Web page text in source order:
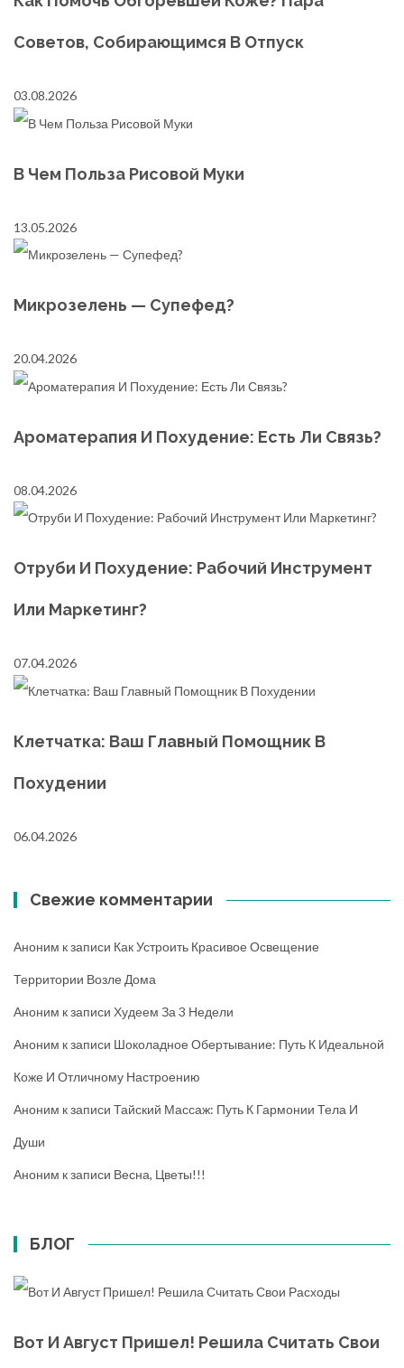
Советов, Собирающимся В Отпуск
03.08.2026
В Чем Польза Рисовой Муки
13.05.2026
Микрозелень — Супефед?
20.04.2026
Ароматерапия И Похудение: Есть Ли Связь?
08.04.2026
Отруби И Похудение: Рабочий Инструмент
Или Маркетинг?
07.04.2026
Клетчатка: Ваш Главный Помощник В
Похудении
06.04.2026
Свежие комментарии
Аноним к записи Как Устроить Красивое Освещение
Территории Возле Дома
Аноним к записи Худеем За 3 Недели
Аноним к записи Шоколадное Обертывание: Путь К Идеальной
Коже И Отличному Настроению
Аноним к записи Тайский Массаж: Путь К Гармонии Тела И
Души
Аноним к записи Весна, Цветы!!!
БЛОГ
Вот И Август Пришел! Решила Считать Свои